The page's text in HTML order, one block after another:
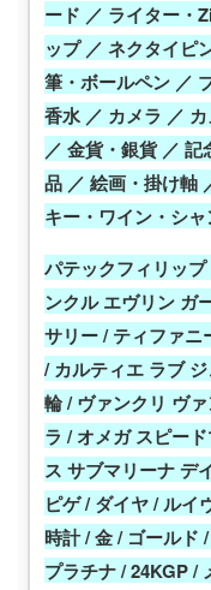
ード ／ ライター・
ップ ／ ネクタイピ
筆・ボールペン ／
香水 ／ カメラ ／
／ 金貨・銀貨 ／
品 ／ 絵画・掛け軸
キー・ワイン・シ
パテックフィリッ
ンクル エヴリン ガ
サリー / ティファ
/ カルティエ ラブ
輪 / ヴァンクリ ヴ
ラ / オメガ スピー
ス サブマリーナ デ
ピゲ / ダイヤ / ルイ
時計 / 金 / ゴールド
プラチナ / 24KGP /